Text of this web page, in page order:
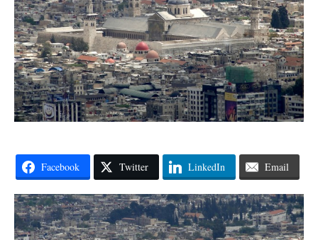
Facebook Twitter LinkedIn Email